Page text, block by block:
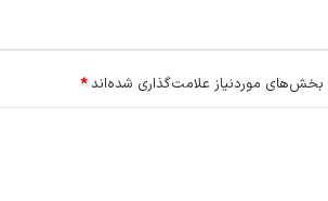
بخش‌های موردنیاز علامت‌گذاری شده‌اند*